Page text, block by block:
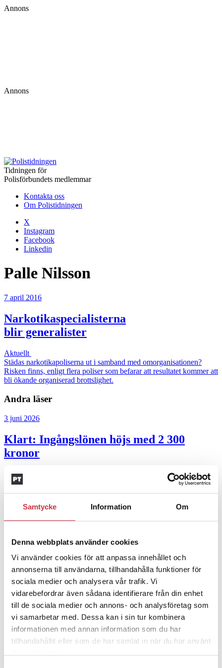
Samtycke Information Om
Denna webbplats använder cookies
Vi använder cookies för att anpassa innehållet och
annonserna till användarna, tillhandahålla funktioner för
sociala medier och analysera vår trafik. Vi
vidarebefordrar även sådana identifierare från din enhet
till de sociala medier och annons- och analysföretag som
vi samarbetar med. Dessa kan i sin tur kombinera
informationen med annan information som du har
tillhandahållit eller som de har samlat in när du har använt
Annons
Annons
Tidningen för
Polisförbundets medlemmar
Kontakta oss
Om Polistidningen
X
Instagram
Facebook
Linkedin
Palle Nilsson
7 april 2016
Narkotikaspecialisterna
blir generalister
Aktuellt
Städas narkotikapoliserna ut i samband med omorganisationen?
Risken finns, enligt flera poliser som befarar att resultatet kommer att
bli ökande organiserad brottslighet.
Andra läser
3 juni 2026
Klart: Ingångslönen höjs med 2 300
kronor
4 juni 2026
Insändare:Miljoner i sjön –
polisaspiranter underkänns på
godtyckliga grunder
1 juni 2026
Jens Mårtensson:Snart 20 år i tjänst – nu
ska han lära sig grunderna
4 juni 2026
Polisregionen erkänner fel: ”Kommer att
rättas till”
Mobilannons